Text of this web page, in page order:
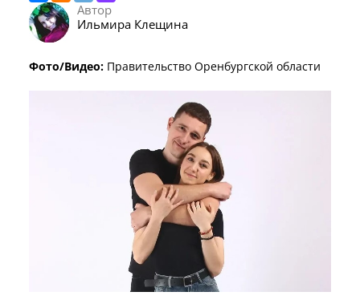
Автор
Ильмира Клещина
Фото/Видео: Правительство Оренбургской области